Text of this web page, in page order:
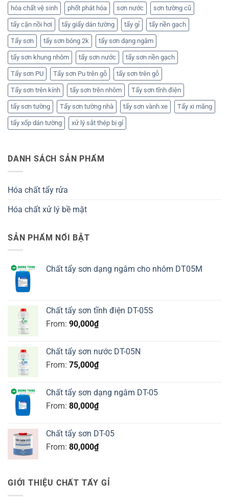
hóa chất vệ sinh phốt phát hóa sơn nước sơn tường cũ
tẩy cặn nồi hơi tẩy giấy dán tường tẩy gỉ tẩy nền gạch
Tẩy sơn tẩy sơn bóng 2k tẩy sơn dạng ngâm
tẩy sơn khung nhôm tẩy sơn nước tẩy sơn nền gạch
Tẩy sơn PU Tẩy sơn Pu trên gỗ tẩy sơn trên gỗ
Tẩy sơn trên kính tẩy sơn trên nhôm Tẩy sơn tĩnh điện
tẩy sơn tường Tẩy sơn tường nhà tẩy sơn vành xe Tẩy xi măng
tẩy xốp dán tường xử lý sắt thép bị gỉ
DANH SÁCH SẢN PHẨM
Hóa chất tẩy rửa
Hóa chất xử lý bề mặt
SẢN PHẨM NỔI BẬT
Chất tẩy sơn dạng ngâm cho nhôm DT05M
Chất tẩy sơn tĩnh điện DT-05S
From: 90,000₫
Chất tẩy sơn nước DT-05N
From: 75,000₫
Chất tẩy sơn dạng ngâm DT-05
From: 80,000₫
Chất tẩy sơn DT-05
From: 80,000₫
GIỚI THIỆU CHẤT TẨY GỈ